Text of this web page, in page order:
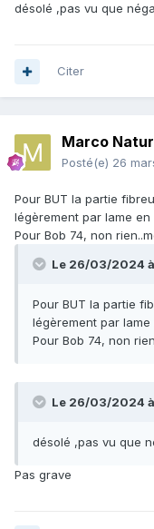
désolé ,pas vu que
Citer
Marco
Posté(e) 26
Pour BUT la partie
légèrement par lame
Pour Bob 74, non
Le 26/03/2024 à
Pour BUT la partie
légèrement par
Pour Bob 74, non
Le 26/03/2024
désolé ,pas vu que
Pas grave